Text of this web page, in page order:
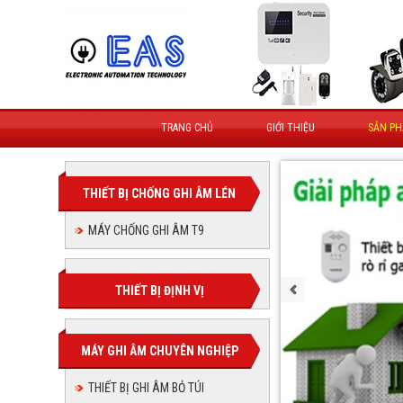
TRANG CHỦ GIỚI THIỆU SẢN
THIẾT BỊ CHỐNG GHI ÂM LÉN
MÁY CHỐNG GHI ÂM T9
THIẾT BỊ ĐỊNH VỊ
MÁY GHI ÂM CHUYÊN NGHIỆP
THIẾT BỊ GHI ÂM BỎ TÚI